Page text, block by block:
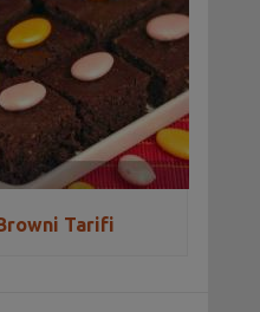
Tarifi